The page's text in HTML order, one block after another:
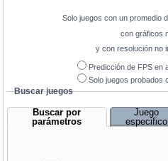
Solo juegos con un promedio
con gráficos
y con resolución no
Predicción de FPS en
Solo juegos probados
Buscar juegos
Buscar por
parámetros
Juego
especifico